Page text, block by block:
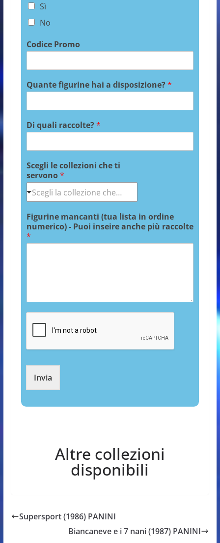
Sì
No
Codice Promo
Quante figurine hai a disposizione?*
Di quali raccolte?*
Scegli le collezioni che ti
servono*
Figurine mancanti (tua lista in ordine
numerico) - Puoi inseire anche più raccolte
*
Invia
Altre collezioni
disponibili
Supersport (1986) PANINI
Biancaneve e i 7 nani (1987) PANINI